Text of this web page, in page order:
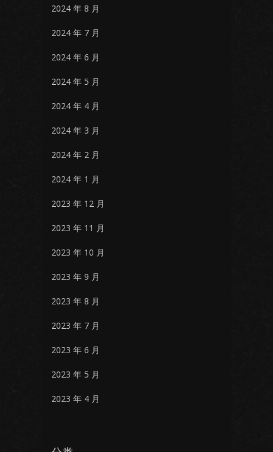
2024 年 8 月
2024 年 7 月
2024 年 6 月
2024 年 5 月
2024 年 4 月
2024 年 3 月
2024 年 2 月
2024 年 1 月
2023 年 12 月
2023 年 11 月
2023 年 10 月
2023 年 9 月
2023 年 8 月
2023 年 7 月
2023 年 6 月
2023 年 5 月
2023 年 4 月